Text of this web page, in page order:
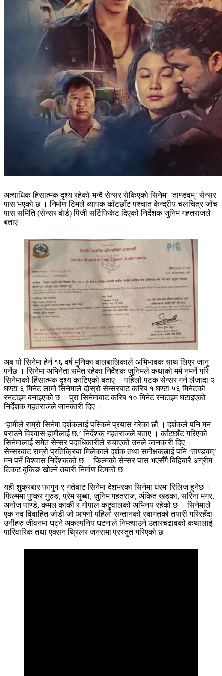
अत्याधिक हिंसात्मक दृश्य रहेको भन्दै सेन्सर रोकिएको सिनेमा ’ताण्डवम्‌’ सेन्सर
पास भएको छ । निर्माण टिमले व्यापक काँटछाँट पश्चात केन्द्रीय चलचित्र जाँच
पास समिति (सेन्सर बोर्ड) पिजी सर्टिफिकेट दिएको निर्देशक जुनिम गहतराजले
बताए।
अब यो सिनेमा हेर्न १६ वर्ष मुनिका बालबालिकाले अभिभावक साथ लिएर जानु
पर्नेछ । सिनेमा अभिनेता समेत रहेका निर्देशक जुनिमले कथाको मर्म नमर्ने गरि
सिनेमाको हिंसात्मक दृश्य काटिएको बताए । पहिलो पटक सेन्सर गर्न लैजादा २
घण्टा ६ मिनेट लामो सिनेमाले दोस्रो सेन्सरबाट करिब १ घण्टा ५६ मिनेटको
रनटाइम बनाइएको छ । पुरा सिनेमाबाट करिब १० मिनेट रनटाइम घटाइएको
निर्देशक गहतराजले जानकारी दिए ।
‘हामीले राम्रो सिनेमा दर्शकलाई पस्किने प्रयास गरेका छौं । दर्शकले पनि मन
पराउने विश्वास हामीलाई छ,’ निर्देशक गहतराजले बताए । काँटछाँट गरिएको
सिनेमालाई समेत सेन्सर पदाधिकारीले रुचाएको उनले जानकारी दिए ।
सेन्सरबाट राम्रो प्रतिक्रिया मिलेकाले दर्शक तथा समीक्षकलाई पनि ‘ताण्डवम्‌’
मन पर्ने विश्वास निर्देशकको छ । फिल्मको सेन्सर पास भएसँगै बिहिबारै अग्रीम
टिकट बुकिङ खोल्ने तयारी निर्माण टिमको छ ।
यही शुक्रबार फागुन ९ गतेबाट सिनेमा देशभरका सिनेमा घरमा रिलिज हुनेछ ।
फिल्ममा पुष्कर गुरुङ, प्रेम सुब्बा, जुनिम गहतराज, अंकित खड्का, सरिना मगर,
अनोज पाण्डे, कमल कार्की र गोपाल कटुवालको अभिनय रहेको छ । सिनेमाले
एक नव विवाहित जोडी जो आफ्नो पहिलो सन्तानको स्वागतको तयारी गरिरहँदा
उनीहरु जीवनमा घट्ने अकल्पनिय घटनाले निम्त्याउने उतारचढावको कथालाई
पारिवारिक तथा एक्सन थ्रिलर जनरामा प्रस्तुत गरिएको छ ।